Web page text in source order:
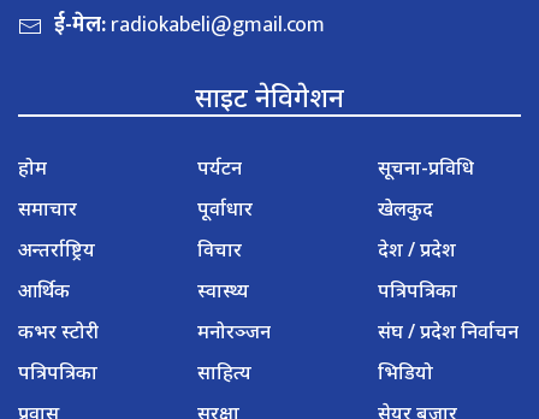
ई-मेल:radiokabeli@gmail.com
साइट नेविगेशन
होम
समाचार
अन्तर्राष्ट्रिय
आर्थिक
कभर स्टोरी
पत्रिपत्रिका
प्रवास
पर्यटन
पूर्वाधार
विचार
स्वास्थ्य
मनोरञ्जन
साहित्य
सुरक्षा
सूचना-प्रविधि
खेलकुद
देश / प्रदेश
पत्रिपत्रिका
संघ / प्रदेश निर्वाचन
भिडियो
सेयर बजार